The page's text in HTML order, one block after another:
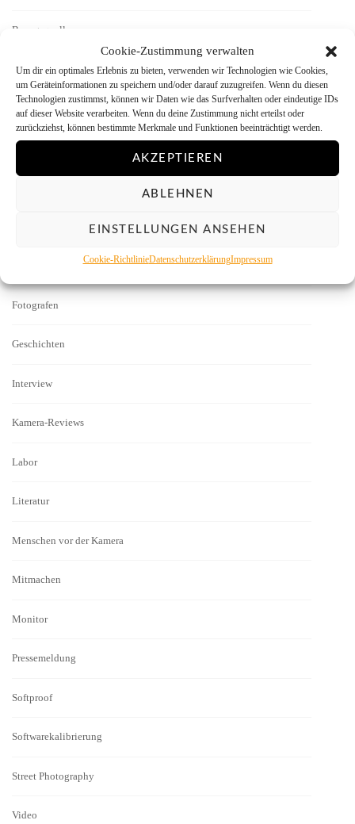
Cookie-Zustimmung verwalten
Um dir ein optimales Erlebnis zu bieten, verwenden wir Technologien wie Cookies,
um Geräteinformationen zu speichern und/oder darauf zuzugreifen. Wenn du diesen
Technologien zustimmst, können wir Daten wie das Surfverhalten oder eindeutige IDs
auf dieser Website verarbeiten. Wenn du deine Zustimmung nicht erteilst oder
zurückziehst, können bestimmte Merkmale und Funktionen beeinträchtigt werden.
AKZEPTIEREN
ABLEHNEN
EINSTELLUNGEN ANSEHEN
Cookie-RichtlinieDatenschutzerklärungImpressum
Bezugsquellen
Bild des Monats
Bilddarstellung
Bilder
Fotografen
Geschichten
Interview
Kamera-Reviews
Labor
Literatur
Menschen vor der Kamera
Mitmachen
Monitor
Pressemeldung
Softproof
Softwarekalibrierung
Street Photography
Video